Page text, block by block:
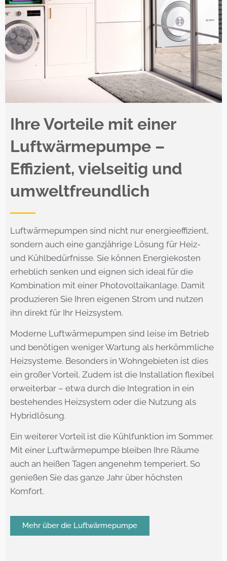
Ihre Vorteile mit einer
Luftwärmepumpe –
Effizient, vielseitig und
umweltfreundlich
Luftwärmepumpen sind nicht nur energieeffizient,
sondern auch eine ganzjährige Lösung für Heiz-
und Kühlbedürfnisse. Sie können Energiekosten
erheblich senken und eignen sich ideal für die
Kombination mit einer Photovoltaikanlage. Damit
produzieren Sie Ihren eigenen Strom und nutzen
ihn direkt für Ihr Heizsystem.
Moderne Luftwärmepumpen sind leise im Betrieb
und benötigen weniger Wartung als herkömmliche
Heizsysteme. Besonders in Wohngebieten ist dies
ein großer Vorteil. Zudem ist die Installation flexibel
erweiterbar – etwa durch die Integration in ein
bestehendes Heizsystem oder die Nutzung als
Hybridlösung.
Ein weiterer Vorteil ist die Kühlfunktion im Sommer.
Mit einer Luftwärmepumpe bleiben Ihre Räume
auch an heißen Tagen angenehm temperiert. So
genießen Sie das ganze Jahr über höchsten
Komfort.
Mehr über die Luftwärmepumpe